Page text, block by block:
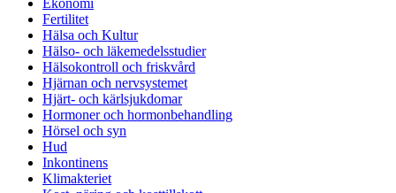
Ekonomi
Fertilitet
Hälsa och Kultur
Hälso- och läkemedelsstudier
Hälsokontroll och friskvård
Hjärnan och nervsystemet
Hjärt- och kärlsjukdomar
Hormoner och hormonbehandling
Hörsel och syn
Hud
Inkontinens
Klimakteriet